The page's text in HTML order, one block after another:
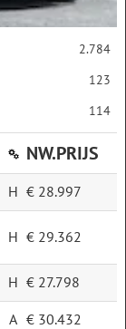
2.784
123
114
NW.PRIJS
H € 28.997
H € 29.362
H € 27.798
A € 30.432